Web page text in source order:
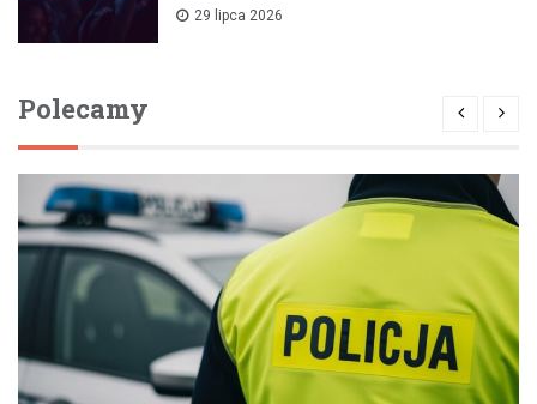
29 lipca 2026
Polecamy